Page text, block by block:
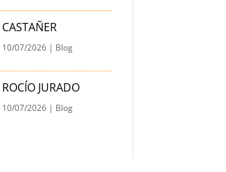
CASTAÑER
10/07/2026 | Blog
ROCÍO JURADO
10/07/2026 | Blog